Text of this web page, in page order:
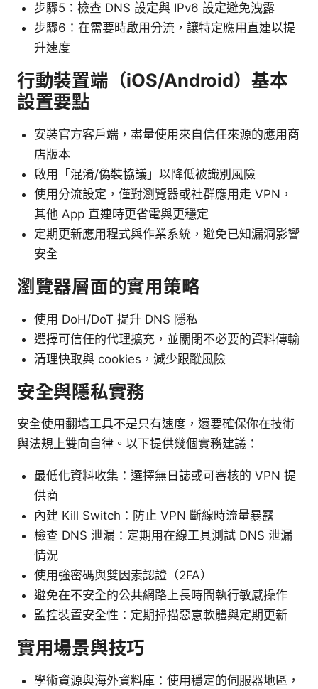
步驟5：檢查 DNS 設定與 IPv6 設定避免洩露
步驟6：在需要時啟用分流，讓特定應用直連以提
升速度
行動裝置端（iOS/Android）基本
設置要點
安裝官方客戶端，盡量使用來自信任來源的應用商
店版本
啟用「混淆/偽裝協議」以降低被識別風險
使用分流設定，僅對瀏覽器或社群應用走 VPN，
其他 App 直連時更省電與更穩定
定期更新應用程式與作業系統，避免已知漏洞影響
安全
瀏覽器層面的實用策略
使用 DoH/DoT 提升 DNS 隱私
選擇可信任的代理擴充，並關閉不必要的資料傳輸
清理快取與 cookies，減少跟蹤風險
安全與隱私實務
安全使用翻墙工具不是只有速度，還要確保你在技術
與法規上雙向自律。以下提供幾個實務建議：
最低化資料收集：選擇無日誌或可審核的 VPN 提
供商
內建 Kill Switch：防止 VPN 斷線時流量暴露
檢查 DNS 泄漏：定期用在線工具測試 DNS 泄漏
情況
使用強密碼與雙因素認證（2FA）
避免在不安全的公共網路上長時間執行敏感操作
監控裝置安全性：定期掃描惡意軟體與定期更新
實用場景與技巧
學術資源與海外資料庫：使用穩定的伺服器地區，